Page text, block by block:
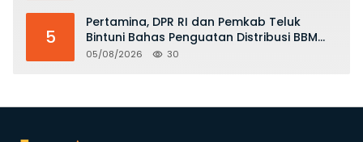
5
Pertamina, DPR RI dan Pemkab Teluk
Bintuni Bahas Penguatan Distribusi BBM
dan LPG
05/08/2026 30